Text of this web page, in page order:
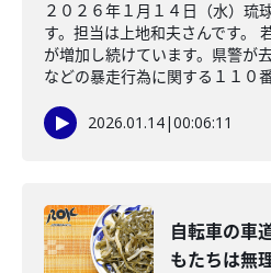
２０２６年１月１４日（水）琉
す。担当は上地和夫さんです。
が増加し続けています。県警が
などの暴走行為に関する１１０
2026.01.14|00:06:11
自転車の車
もたちは無